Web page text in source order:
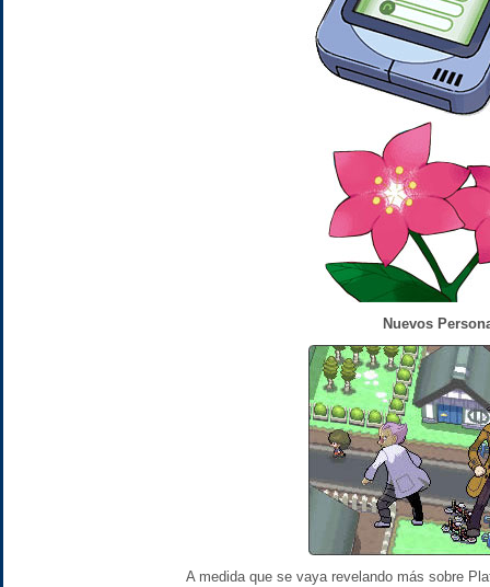
Nuevos
A medida que se vaya revelando más sobre